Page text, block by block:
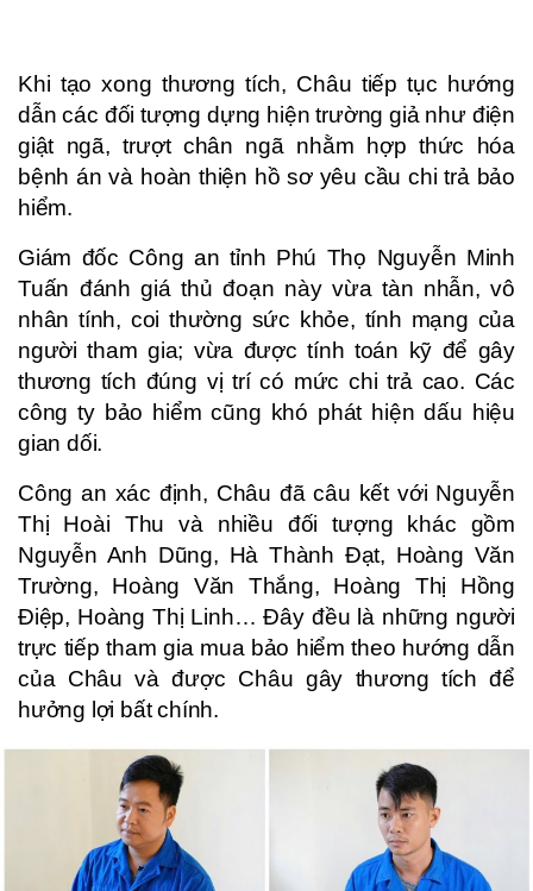
Khi tạo xong thương tích, Châu tiếp tục hướng
dẫn các đối tượng dựng hiện trường giả như điện
giật ngã, trượt chân ngã nhằm hợp thức hóa
bệnh án và hoàn thiện hồ sơ yêu cầu chi trả bảo
hiểm.
Giám đốc Công an tỉnh Phú Thọ Nguyễn Minh
Tuấn đánh giá thủ đoạn này vừa tàn nhẫn, vô
nhân tính, coi thường sức khỏe, tính mạng của
người tham gia; vừa được tính toán kỹ để gây
thương tích đúng vị trí có mức chi trả cao. Các
công ty bảo hiểm cũng khó phát hiện dấu hiệu
gian dối.
Công an xác định, Châu đã câu kết với Nguyễn
Thị Hoài Thu và nhiều đối tượng khác gồm
Nguyễn Anh Dũng, Hà Thành Đạt, Hoàng Văn
Trường, Hoàng Văn Thắng, Hoàng Thị Hồng
Điệp, Hoàng Thị Linh… Đây đều là những người
trực tiếp tham gia mua bảo hiểm theo hướng dẫn
của Châu và được Châu gây thương tích để
hưởng lợi bất chính.